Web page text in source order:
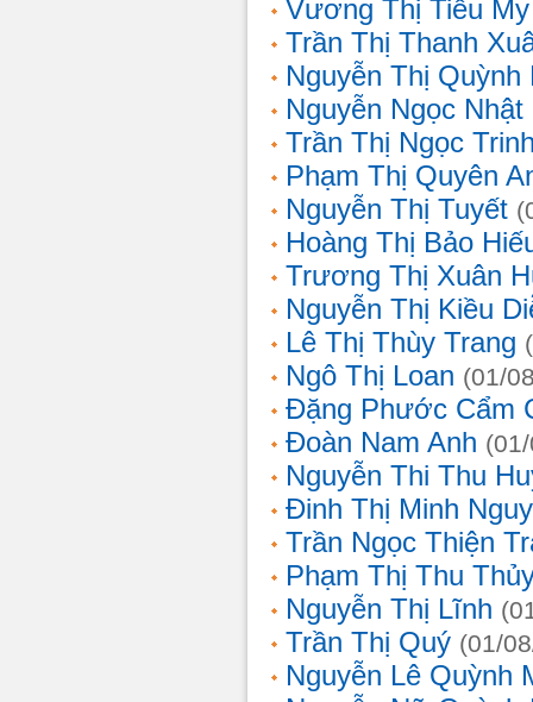
Vương Thị Tiểu My
Trần Thị Thanh
Nguyễn Thị Quỳnh
Nguyễn Ngọc Nhật
Trần Thị Ngọc
Phạm Thị Quyên
Nguyễn Thị Tuyết
Hoàng Thị Bảo
Trương Thị Xuân
Nguyễn Thị Kiều
Lê Thị Thùy Trang
Ngô Thị Loan (01/
Đặng Phước Cẩm
Đoàn Nam Anh
Nguyễn Thi Thu
Đinh Thị Minh
Trần Ngọc Thiện
Phạm Thị Thu
Nguyễn Thị Lĩnh
Trần Thị Quý (01/
Nguyễn Lê Quỳnh